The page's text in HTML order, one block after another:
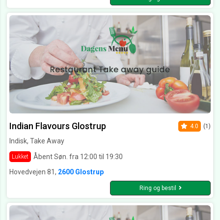
Indian Flavours Glostrup
Indisk, Take Away
Lukket Åbent Søn. fra 12:00 til 19:30
4.0 (1)
Hovedvejen 81, 2600 Glostrup
Ring og bestil